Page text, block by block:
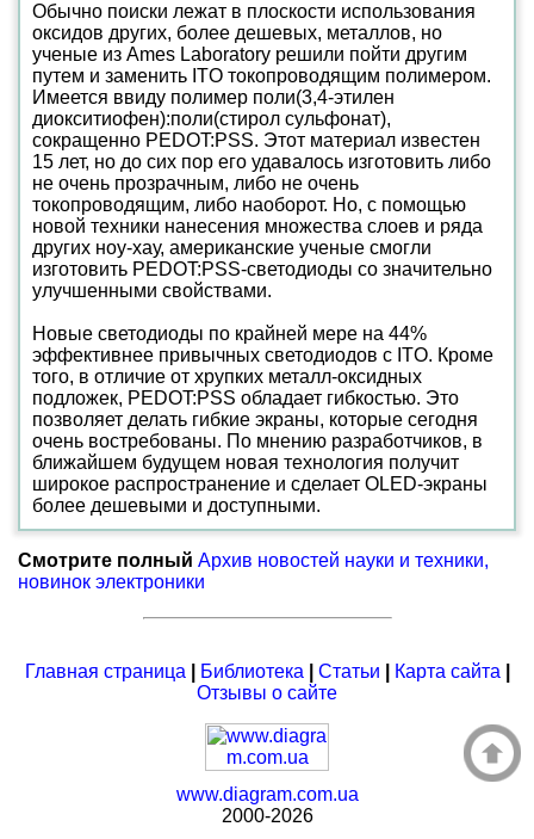
Обычно поиски лежат в плоскости использования
оксидов других, более дешевых, металлов, но
ученые из Ames Laboratory решили пойти другим
путем и заменить ITO токопроводящим полимером.
Имеется ввиду полимер поли(3,4-этилен
диокситиофен):поли(стирол сульфонат),
сокращенно PEDOT:PSS. Этот материал известен
15 лет, но до сих пор его удавалось изготовить либо
не очень прозрачным, либо не очень
токопроводящим, либо наоборот. Но, с помощью
новой техники нанесения множества слоев и ряда
других ноу-хау, американские ученые смогли
изготовить PEDOT:PSS-светодиоды со значительно
улучшенными свойствами.
Новые светодиоды по крайней мере на 44%
эффективнее привычных светодиодов с ITO. Кроме
того, в отличие от хрупких металл-оксидных
подложек, PEDOT:PSS обладает гибкостью. Это
позволяет делать гибкие экраны, которые сегодня
очень востребованы. По мнению разработчиков, в
ближайшем будущем новая технология получит
широкое распространение и сделает OLED-экраны
более дешевыми и доступными.
Смотрите полный Архив новостей науки и техники,
новинок электроники
Главная страница Библиотека Статьи Карта сайта
Отзывы о сайте
www.diagram.com.ua
2000-2026